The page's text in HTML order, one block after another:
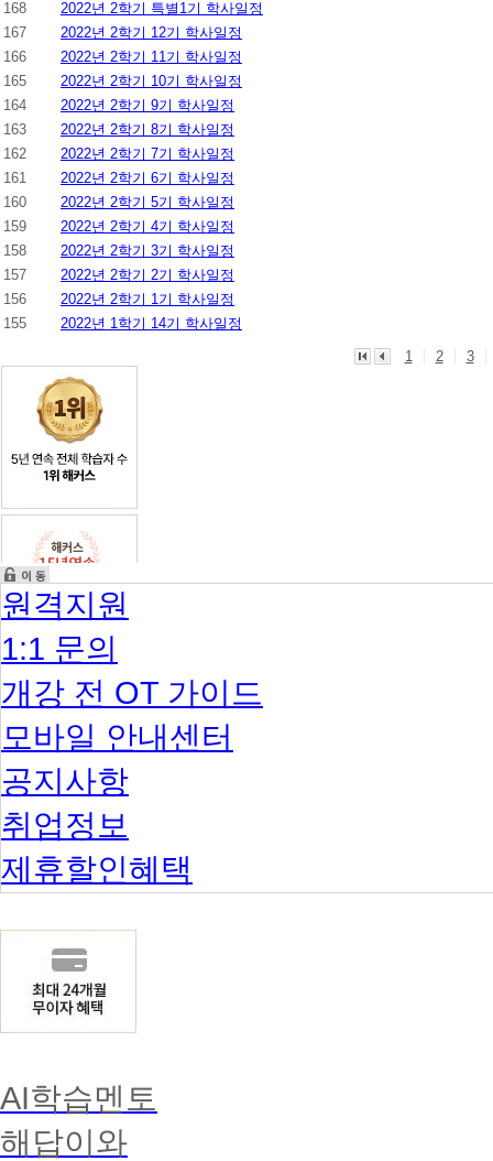
168
2022년 2학기 특별1기 학사일정
167
2022년 2학기 12기 학사일정
166
2022년 2학기 11기 학사일정
165
2022년 2학기 10기 학사일정
164
2022년 2학기 9기 학사일정
163
2022년 2학기 8기 학사일정
162
2022년 2학기 7기 학사일정
161
2022년 2학기 6기 학사일정
160
2022년 2학기 5기 학사일정
159
2022년 2학기 4기 학사일정
158
2022년 2학기 3기 학사일정
157
2022년 2학기 2기 학사일정
156
2022년 2학기 1기 학사일정
155
2022년 1학기 14기 학사일정
1
2 3
원격지원
1:1 문의
개강 전 OT 가이드
모바일 안내센터
공지사항
취업정보
제휴할인혜택
AI학습멘토
해답이와